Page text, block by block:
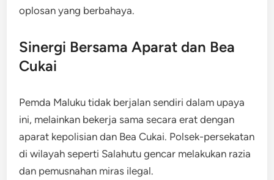
oplosan yang berbahaya.
Sinergi Bersama Aparat dan Bea
Cukai
Pemda Maluku tidak berjalan sendiri dalam upaya
ini, melainkan bekerja sama secara erat dengan
aparat kepolisian dan Bea Cukai. Polsek-persekatan
di wilayah seperti Salahutu gencar melakukan razia
dan pemusnahan miras ilegal.